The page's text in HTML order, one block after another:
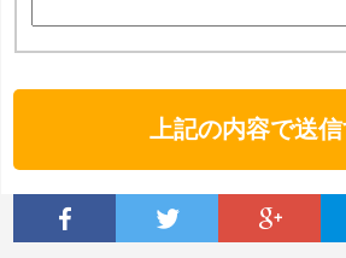
Alternative: